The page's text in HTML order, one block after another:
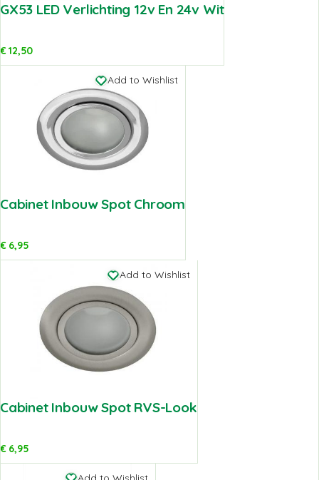
GX53 LED Verlichting 12v En 24v Wit
€12,50
Add to Wishlist
Cabinet Inbouw Spot Chroom
€6,95
Add to Wishlist
Cabinet Inbouw Spot RVS-Look
€6,95